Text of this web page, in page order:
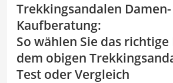
Trekkingsandalen Damen-
Kaufberatung:
So wählen Sie das
dem obigen
Test oder Vergleich